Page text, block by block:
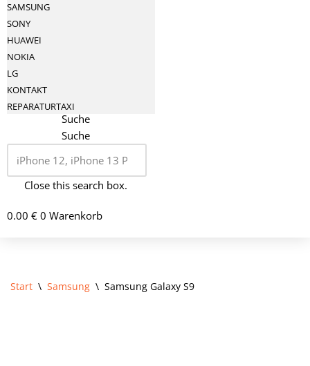
SAMSUNG
SONY
HUAWEI
NOKIA
LG
KONTAKT
REPARATURTAXI
Suche
Suche
Close this search box.
0.00 € 0 Warenkorb
Start \ Samsung \ Samsung Galaxy S9